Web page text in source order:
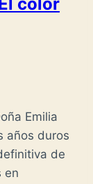
Emilia
años duros
de
en